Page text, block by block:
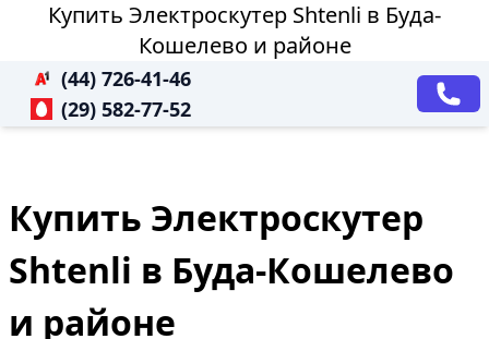
Купить Электроскутер Shtenli в Буда-
Кошелево и районе
(44) 726-41-46
(29) 582-77-52
Купить Электроскутер
Shtenli в Буда-Кошелево
и районе